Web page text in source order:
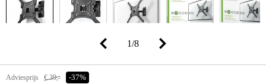
1/8
Adviesprijs € 39,- -37%